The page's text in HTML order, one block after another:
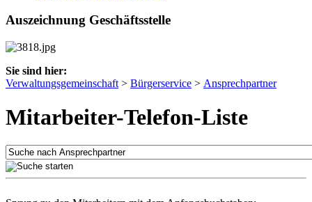
Auszeichnung Geschäftsstelle
Sie sind hier:
Verwaltungsgemeinschaft > Bürgerservice > Ansprechpartner
Mitarbeiter-Telefon-Liste